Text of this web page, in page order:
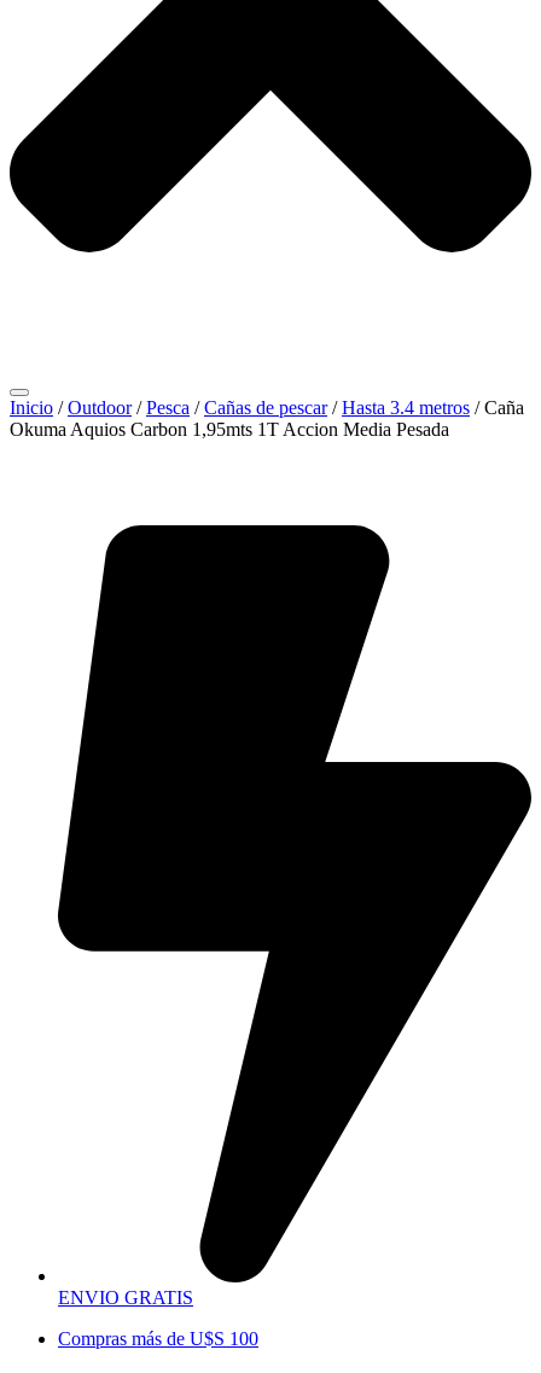
Inicio /Outdoor/Pesca /Cañas de pescar/Hasta 3.4 metros / Caña
Okuma Aquios Carbon 1,95mts 1T Accion Media Pesada
ENVIO GRATIS
Compras más de U$S 100